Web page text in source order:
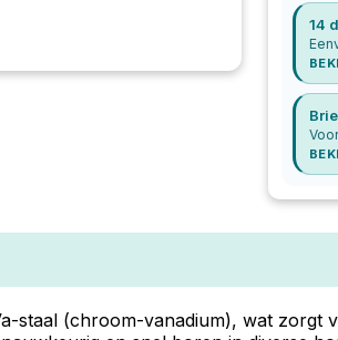
14
staal (chroom-vanadium), wat zorgt